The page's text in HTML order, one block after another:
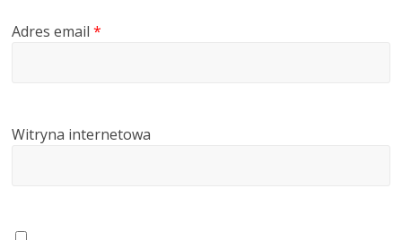
Adres email*
Witryna internetowa